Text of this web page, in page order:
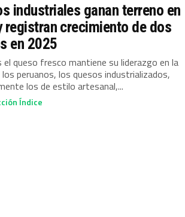
industriales ganan terreno en
registran crecimiento de dos
en 2025
el queso fresco mantiene su liderazgo en la
peruanos, los quesos industrializados,
los de estilo artesanal,...
Índice